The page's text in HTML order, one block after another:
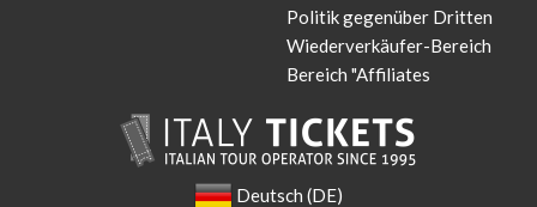
Politik gegenüber Dritten
Wiederverkäufer-Bereich
Bereich "Affiliates
Deutsch (DE)